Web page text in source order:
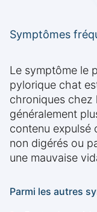
Symptômes
Le symptôme le
pylorique chat
chroniques chez
généralement
contenu expulsé
non digérés ou
une mauvaise
Parmi les autres